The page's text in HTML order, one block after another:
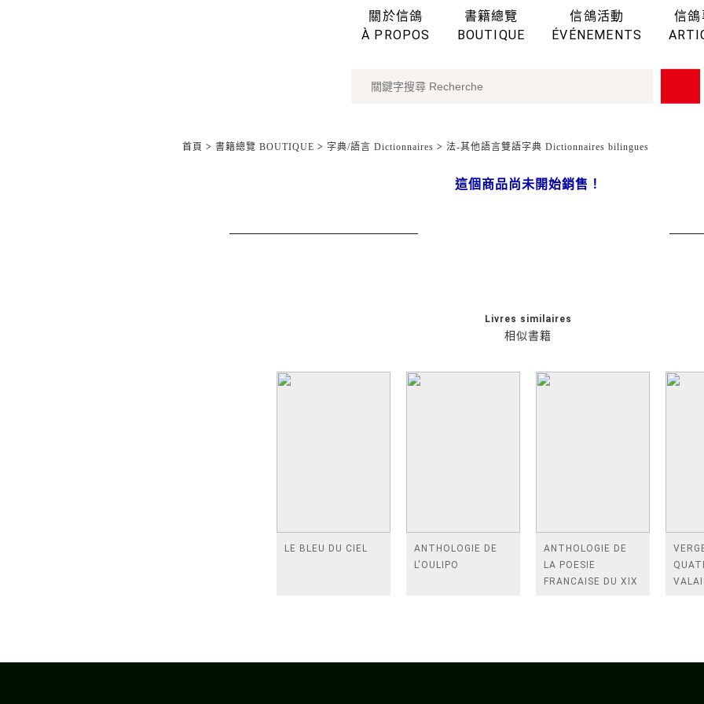
關於信鴿
À PROPOS
書籍總覽
BOUTIQUE
信鴿活動
ÉVÉNEMENTS
信鴿
首頁 > 書籍總覽 BOUTIQUE > 字典/語言 Dictionnaires > 法-其他語言雙語字典 Dictionnaires bilingues
這個商品尚未開始銷售！
相似書籍
Livres similaires
LE BLEU DU CIEL
ANTHOLOGIE DE
L'OULIPO
ANTHOLOGIE DE
LA POESIE
FRANCAISE DU XIX